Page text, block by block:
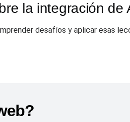
la integración de
desafíos y aplicar esas